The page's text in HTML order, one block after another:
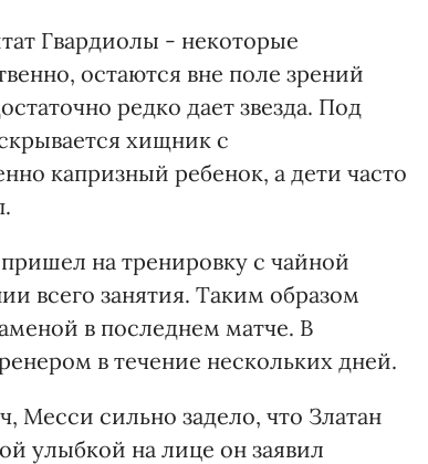
Гвардиолы - некоторые
остаются вне поле зрений
редко дает звезда. Под
хищник с
капризный ребенок, а дети часто
на тренировку с чайной
всего занятия. Таким образом
в последнем матче. В
в течение нескольких дней.
Месси сильно задело, что Златан
улыбкой на лице он заявил